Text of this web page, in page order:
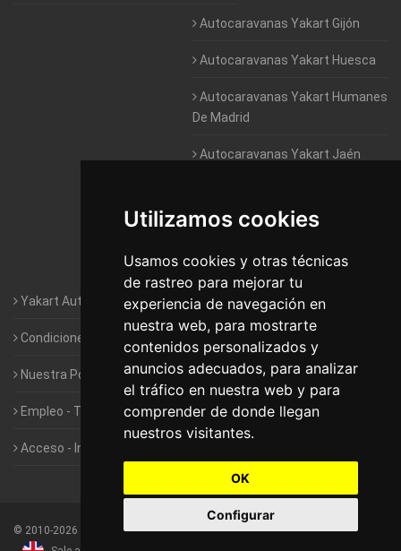
Utilizamos cookies
Usamos cookies y otras técnicas
de rastreo para mejorar tu
experiencia de navegación en
nuestra web, para mostrarte
contenidos personalizados y
anuncios adecuados, para analizar
el tráfico en nuestra web y para
comprender de donde llegan
nuestros visitantes.
OK
Configurar
Autocaravanas Yakart Gijón
Autocaravanas Yakart Huesca
Autocaravanas Yakart Humanes
De Madrid
Autocaravanas Yakart Jaén
Autocaravanas Yakart Valencia
Autocaravanas Yakart Vitoria
Yakart Autocaravanas · La empresa
Condiciones de Alquiler de Yakart
Nuestra Política de Privacidad
Empleo - Trabaja con nosotros
Acceso - Intranet de Franquiciados
© 2010-2026 Yakart Autocaravanas · Todos los derechos reservados